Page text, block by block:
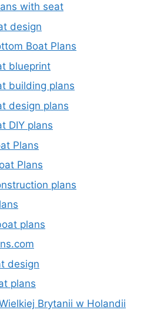
with seat
design
Boat Plans
blueprint
building plans
design plans
DIY plans
Plans
Plans
plans
plans
design
plans
Brytanii w Holandii